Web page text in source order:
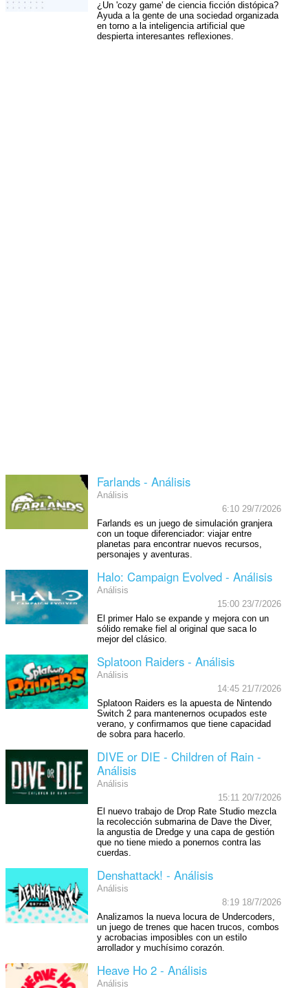
¿Un 'cozy game' de ciencia ficción distópica?
Ayuda a la gente de una sociedad organizada
en torno a la inteligencia artificial que
despierta interesantes reflexiones.
Farlands - Análisis
Análisis
6:10 29/7/2026
Farlands es un juego de simulación granjera
con un toque diferenciador: viajar entre
planetas para encontrar nuevos recursos,
personajes y aventuras.
Halo: Campaign Evolved - Análisis
Análisis
15:00 23/7/2026
El primer Halo se expande y mejora con un
sólido remake fiel al original que saca lo
mejor del clásico.
Splatoon Raiders - Análisis
Análisis
14:45 21/7/2026
Splatoon Raiders es la apuesta de Nintendo
Switch 2 para mantenernos ocupados este
verano, y confirmamos que tiene capacidad
de sobra para hacerlo.
DIVE or DIE - Children of Rain -
Análisis
Análisis
15:11 20/7/2026
El nuevo trabajo de Drop Rate Studio mezcla
la recolección submarina de Dave the Diver,
la angustia de Dredge y una capa de gestión
que no tiene miedo a ponernos contra las
cuerdas.
Denshattack! - Análisis
Análisis
8:19 18/7/2026
Analizamos la nueva locura de Undercoders,
un juego de trenes que hacen trucos, combos
y acrobacias imposibles con un estilo
arrollador y muchísimo corazón.
Heave Ho 2 - Análisis
Análisis